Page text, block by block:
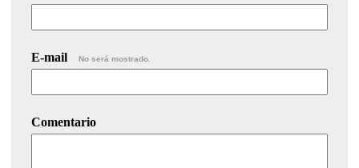
E-mail No será mostrado.
Comentario